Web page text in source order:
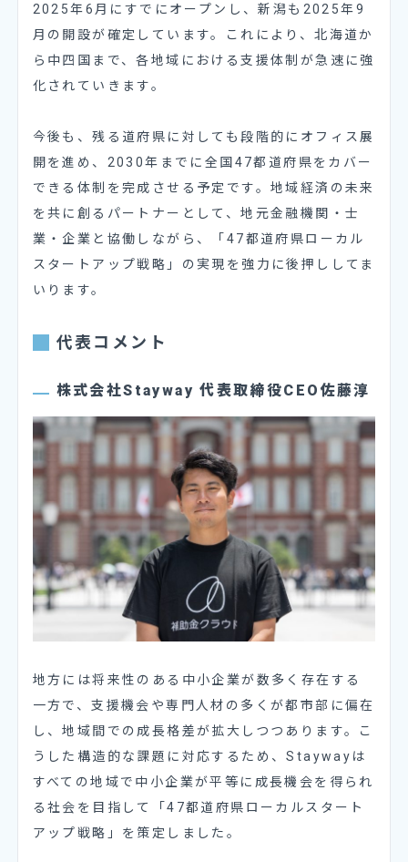
2025年6月にすでにオープンし、新潟も2025年9
月の開設が確定しています。これにより、北海道か
ら中四国まで、各地域における支援体制が急速に強
化されていきます。
今後も、残る道府県に対しても段階的にオフィス展
開を進め、2030年までに全国47都道府県をカバー
できる体制を完成させる予定です。地域経済の未来
を共に創るパートナーとして、地元金融機関・士
業・企業と協働しながら、「47都道府県ローカル
スタートアップ戦略」の実現を強力に後押ししてま
いります。
代表コメント
株式会社Stayway 代表取締役CEO佐藤淳
地方には将来性のある中小企業が数多く存在する
一方で、支援機会や専門人材の多くが都市部に偏在
し、地域間での成長格差が拡大しつつあります。こ
うした構造的な課題に対応するため、Staywayは
すべての地域で中小企業が平等に成長機会を得られ
る社会を目指して「47都道府県ローカルスタート
アップ戦略」を策定しました。